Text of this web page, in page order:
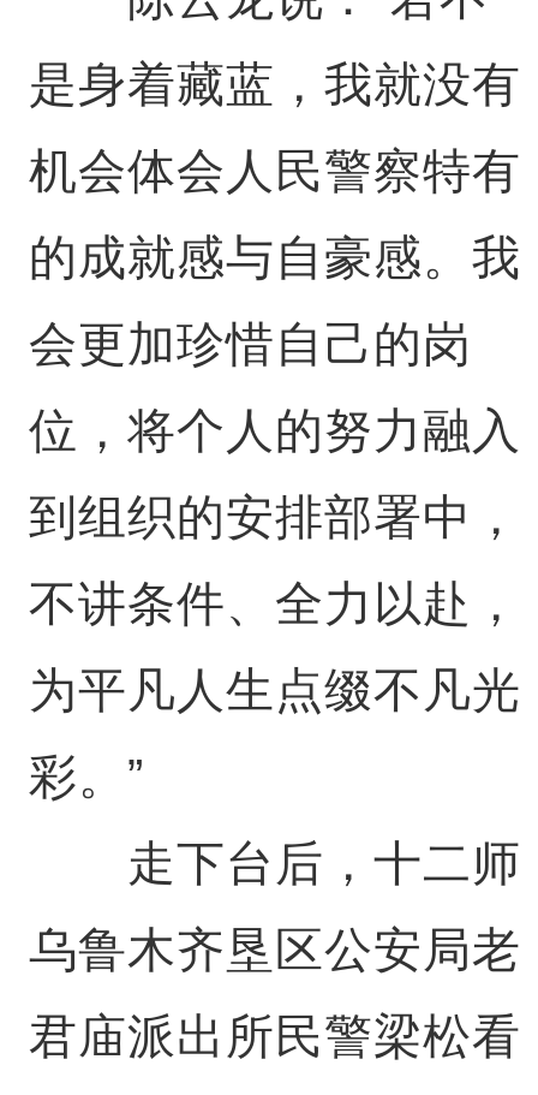
是身着藏蓝，我就没有
机会体会人民警察特有
的成就感与自豪感。我
会更加珍惜自己的岗
位，将个人的努力融入
到组织的安排部署中，
不讲条件、全力以赴，
为平凡人生点缀不凡光
彩。”
走下台后，十二师
乌鲁木齐垦区公安局老
君庙派出所民警梁松看